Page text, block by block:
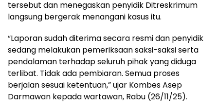
tersebut dan menegaskan penyidik Ditreskrimum
langsung bergerak menangani kasus itu.
“Laporan sudah diterima secara resmi dan penyidik
sedang melakukan pemeriksaan saksi-saksi serta
pendalaman terhadap seluruh pihak yang diduga
terlibat. Tidak ada pembiaran. Semua proses
berjalan sesuai ketentuan,” ujar Kombes Asep
Darmawan kepada wartawan, Rabu (26/11/25).